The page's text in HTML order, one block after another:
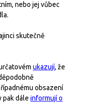
nebo jej vůbec
skutečně
ukazují, že
obsazení
pak dále informují o